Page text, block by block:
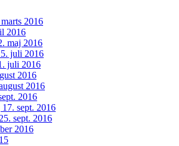
2016
2016
maj 2016
juli 2016
juli 2016
2016
2016
2016
sept. 2016
sept. 2016
2016